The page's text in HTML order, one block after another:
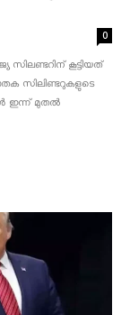
0
സിലണ്ടറിന് കൂട്ടിയത്
സിലിണ്ടറുകളുടെ
ഇന്ന് മുതൽ